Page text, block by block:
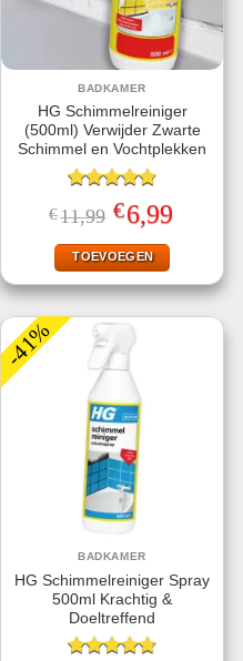
BADKAMER
HG Schimmelreiniger
(500ml) Verwijder Zwarte
Schimmel en Vochtplekken
Gewaardeerd
4.80uit 5
€11,99 Oorspronkelijke
prijs
was:
€11,99.
€6,99Huidige
prijs
TOEVOEGEN
-41%
BADKAMER
HG Schimmelreiniger Spray
500ml Krachtig &
Doeltreffend